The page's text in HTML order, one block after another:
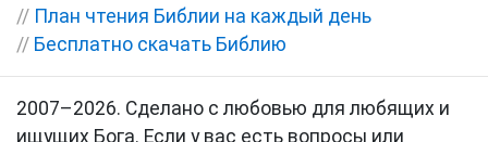
// План чтения Библии на каждый день
// Бесплатно скачать Библию
2007–2026. Сделано с любовью для любящих и
ищущих Бога. Если у вас есть вопросы или